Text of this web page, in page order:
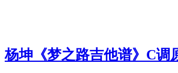
杨坤《梦之路吉他谱》C调